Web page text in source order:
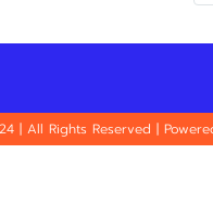
| All Rights Reserved |